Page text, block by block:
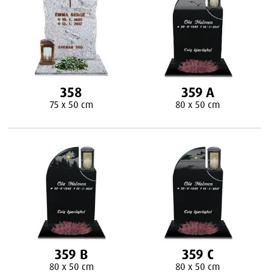
358
75 x 50 cm
359 A
80 x 50 cm
359 B
80 x 50 cm
359 C
80 x 50 cm